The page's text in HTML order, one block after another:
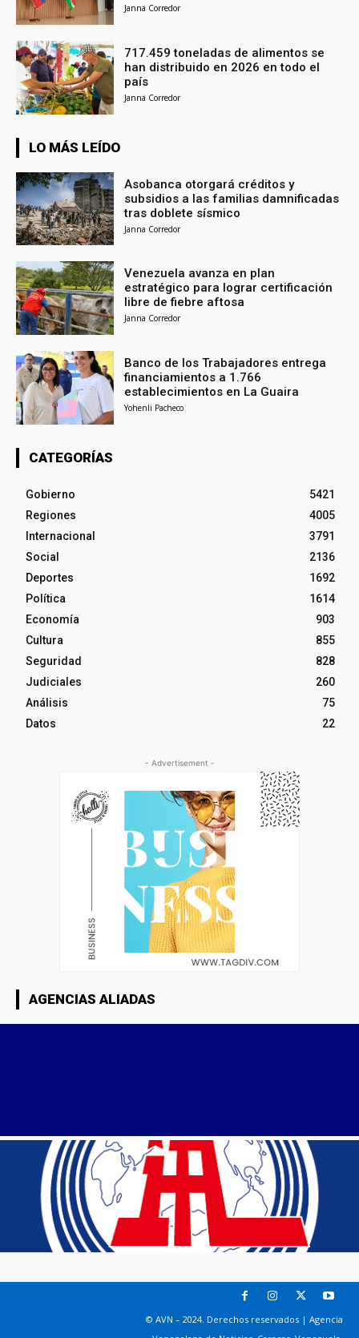
Janna Corredor
717.459 toneladas de alimentos se
han distribuido en 2026 en todo el
país
Janna Corredor
LO MÁS LEÍDO
Asobanca otorgará créditos y
subsidios a las familias damnificadas
tras doblete sísmico
Janna Corredor
Venezuela avanza en plan
estratégico para lograr certificación
libre de fiebre aftosa
Janna Corredor
Banco de los Trabajadores entrega
financiamientos a 1.766
establecimientos en La Guaira
Yohenli Pacheco
CATEGORÍAS
Gobierno
5421
Regiones
4005
Internacional
3791
Social
2136
Deportes
1692
Política
1614
Economía
903
Cultura
855
Seguridad
828
Judiciales
260
Análisis
75
Datos
22
- Advertisement -
AGENCIAS ALIADAS
© AVN – 2024. Derechos reservados | Agencia